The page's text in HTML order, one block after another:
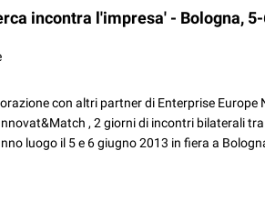
incontra l'impresa' - Bologna,
con altri partner di Enterprise Europe
, 2 giorni di incontri bilaterali
luogo il 5 e 6 giugno 2013 in fiera a